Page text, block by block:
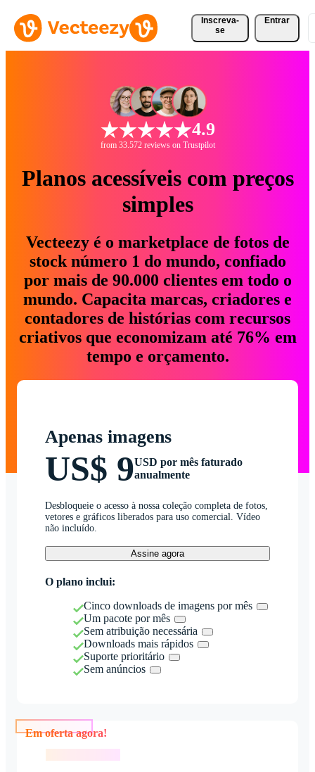
Inscreva-
se
Entrar
4.9
from 33.572 reviews on Trustpilot
Planos acessíveis com preços
simples
Vecteezy é o marketplace de fotos de
stock número 1 do mundo, confiado
por mais de 90.000 clientes em todo o
mundo. Capacita marcas, criadores e
contadores de histórias com recursos
criativos que economizam até 76% em
tempo e orçamento.
Apenas imagens
US$ 9USD por mês faturado
anualmente
Desbloqueie o acesso à nossa coleção completa de fotos,
vetores e gráficos liberados para uso comercial. Vídeo
não incluído.
Assine agora
O plano inclui:
Cinco downloads de imagens por mês
Um pacote por mês
Sem atribuição necessária
Downloads mais rápidos
Suporte prioritário
Sem anúncios